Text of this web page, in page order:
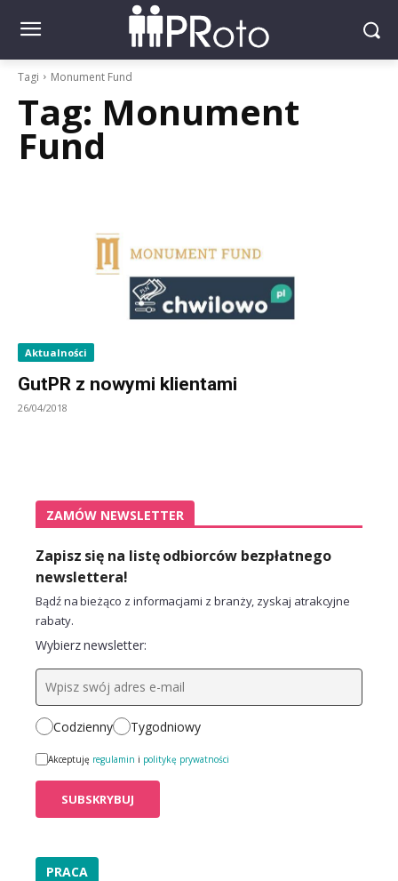
Tagi Monument Fund
Tag: Monument
Fund
Aktualności
GutPR z nowymi klientami
26/04/2018
ZAMÓW NEWSLETTER
Zapisz się na listę odbiorców bezpłatnego
newslettera!
Bądź na bieżąco z informacjami z branży, zyskaj atrakcyjne
rabaty.
Wybierz newsletter:
Codzienny Tygodniowy
Akceptuję regulamin i politykę prywatności
PRACA